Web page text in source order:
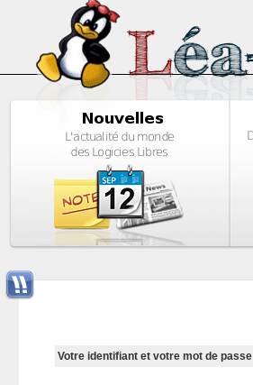
Votre identifiant et votre mot de passe